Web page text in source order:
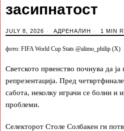
засипнатост
JULY 8, 2026 АДРЕНАЛИН 1 MIN
фото: FIFA World Cup Stats @alimo_philip (X)
Светското првенство почнува да
репрезентација. Пред
сабота, неколку играчи се болни и
проблеми.
Селекторот Столе Солбакен ги